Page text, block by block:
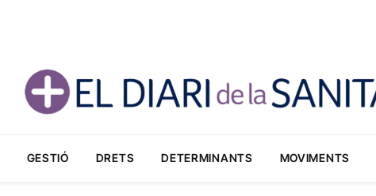
GESTIÓ DRETS DETERMINANTS MOVIMENTS